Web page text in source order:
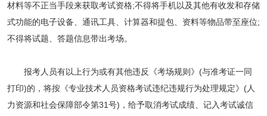
材料等不正当手段来获取考试资格;不得将手机以及其他有收发和存储
式功能的电子设备、通讯工具、计算器和提包、资料等物品带至座位;
不得将试题、答题信息带出考场。
报考人员有以上行为或有其他违反《考场规则》(与准考证一同
打印)的，将按《专业技术人员资格考试违纪违规行为处理规定》(人
力资源和社会保障部令第31号)，给予取消考试成绩、记入考试诚信